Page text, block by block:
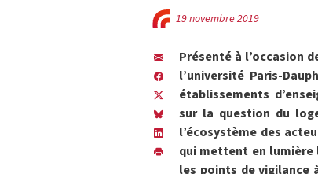
19 novembre 2019
Présenté à l’occasion
l’université Paris-
établissements
sur la question du
l’écosystème des
qui mettent en
les points de vigilance